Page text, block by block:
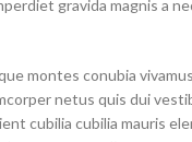
gravida magnis a
montes conubia
netus quis dui
cubilia cubilia mauris